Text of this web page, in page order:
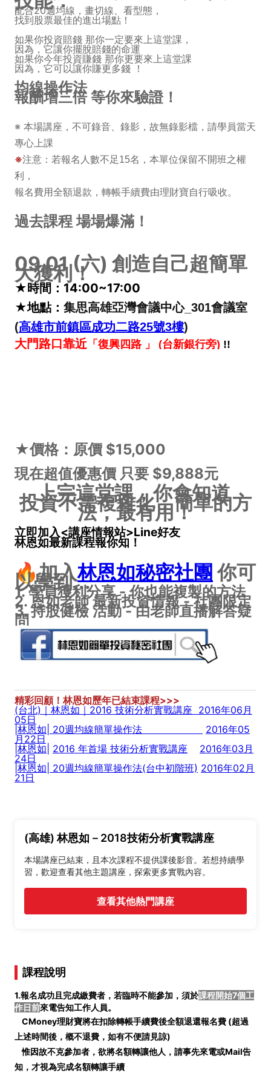
配合20週均線，畫切線、看型態，
找到股票最佳的進出場點！
如果你投資賠錢 那你一定要來上這堂課，
因為，它讓你擺脫賠錢的命運
如果你今年投資賺錢 那你更要來上這堂課
因為，它可以讓你賺更多錢 ！
均線操作法，
報酬增三倍 等你來驗證！
※ 本場講座，不可錄音、錄影，故無錄影檔，請學員當天
專心上課
※注意： 若報名人數不足15名，本單位保留不開班之權
利，
報名費用全額退款，轉帳手續費由理財寶自行吸收。
過去課程 場場爆滿！
09.01 (六) 創造自己超簡單
大獲利！
★時間：14:00~17:00
★地點： 集思高雄亞灣會議中心_301會議室
(高雄市前鎮區成功二路25號3樓)
大門路口靠近 「復興四路 」 (台新銀行旁) !!
★價格：原價 $15,000
現在超值優惠價 只要 $9,888元
上完這堂課，你會知道
投資不需複雜化，簡單的方
法，最有用！
立即加入<講座情報站>Line好友
林恩如最新課程報你知！
🔥加入林恩如秘密社團 你可
以學到...
1. 學員獲利分享 - 你也能複製的方法
2. 恩如老師 最新投資情報 - 社團限定
3. 持股健檢 活動 - 由老師直播解答疑
問
精彩回顧！林恩如歷年已結束課程>>>
(台北)｜林恩如｜2016 技術分析實戰講座 2016年06月
05日
|林恩如| 20週均線簡單操作法
2016年05
月22日
林恩如 2016 年首場 技術分析實戰講座
2016年03月
24日
|林恩如| 20週均線簡單操作法(台中初階班) 2016年02月
21日
(高雄) 林恩如－2018技術分析實戰講座
本場講座已結束，且本次課程不提供課後影音。若想持續學
習，歡迎查看其他主題講座，探索更多實戰內容。
查看其他熱門講座
課程說明
1.報名成功且完成繳費者，若臨時不能參加，須於課程開始7個工
作日前來電告知工作人員。
CMoney理財寶將在扣除轉帳手續費後全額退還報名費 (超過
上述時間後，概不退費，如有不便請見諒)
惟因故不克參加者，欲將名額轉讓他人，請事先來電或Mail告
知，才視為完成名額轉讓手續